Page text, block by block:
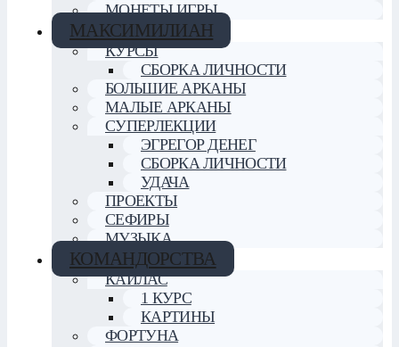
МОНЕТЫ ИГРЫ
МАКСИМИЛИАН
КУРСЫ
СБОРКА ЛИЧНОСТИ
БОЛЬШИЕ АРКАНЫ
МАЛЫЕ АРКАНЫ
СУПЕРЛЕКЦИИ
ЭГРЕГОР ДЕНЕГ
СБОРКА ЛИЧНОСТИ
УДАЧА
ПРОЕКТЫ
СЕФИРЫ
МУЗЫКА
КОМАНДОРСТВА
КАЙЛАС
1 КУРС
КАРТИНЫ
ФОРТУНА